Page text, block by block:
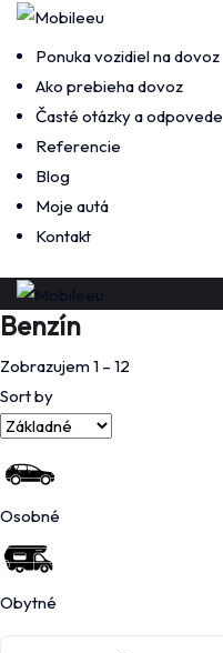
Ponuka vozidiel na dovoz
Ako prebieha dovoz
Časté otázky a odpovede
Referencie
Blog
Moje autá
Kontakt
Benzín
Zobrazujem1 – 12
Sort by
Osobné
Obytné